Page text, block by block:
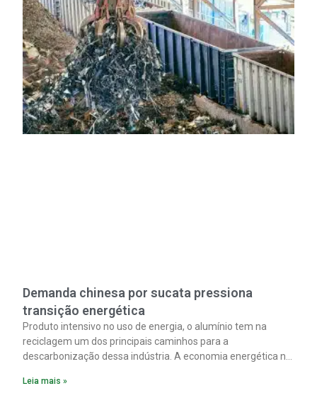
Demanda chinesa por sucata pressiona
transição energética
Produto intensivo no uso de energia, o alumínio tem na
reciclagem um dos principais caminhos para a
descarbonização dessa indústria. A economia energética na
material. A produção de um alumínio mais limpo, no entanto,
Leia mais »